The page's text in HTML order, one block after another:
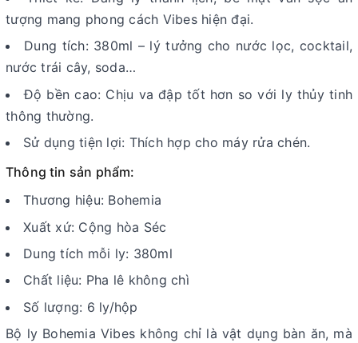
tượng mang phong cách Vibes hiện đại.
Dung tích: 380ml – lý tưởng cho nước lọc, cocktail,
nước trái cây, soda…
Độ bền cao: Chịu va đập tốt hơn so với ly thủy tinh
thông thường.
Sử dụng tiện lợi: Thích hợp cho máy rửa chén.
Thông tin sản phẩm:
Thương hiệu: Bohemia
Xuất xứ: Cộng hòa Séc
Dung tích mỗi ly: 380ml
Chất liệu: Pha lê không chì
Số lượng: 6 ly/hộp
Bộ ly Bohemia Vibes không chỉ là vật dụng bàn ăn, mà